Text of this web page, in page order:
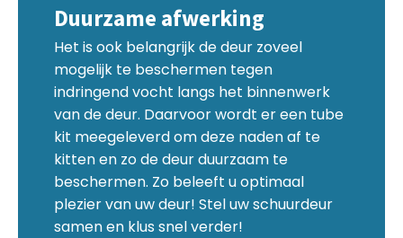
Duurzame afwerking
Het is ook belangrijk de deur zoveel
mogelijk te beschermen tegen
indringend vocht langs het binnenwerk
van de deur. Daarvoor wordt er een tube
kit meegeleverd om deze naden af te
kitten en zo de deur duurzaam te
beschermen. Zo beleeft u optimaal
plezier van uw deur! Stel uw schuurdeur
samen en klus snel verder!